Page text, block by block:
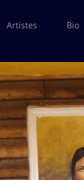
Artistes Bio